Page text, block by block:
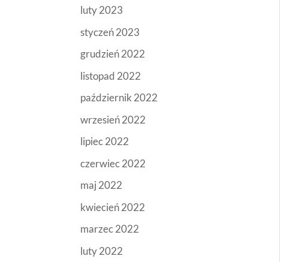
luty 2023
styczeń 2023
grudzień 2022
listopad 2022
październik 2022
wrzesień 2022
lipiec 2022
czerwiec 2022
maj 2022
kwiecień 2022
marzec 2022
luty 2022